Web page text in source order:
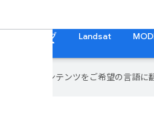
すべてのタグ Landsat
用して、コンテンツをご希望の言語